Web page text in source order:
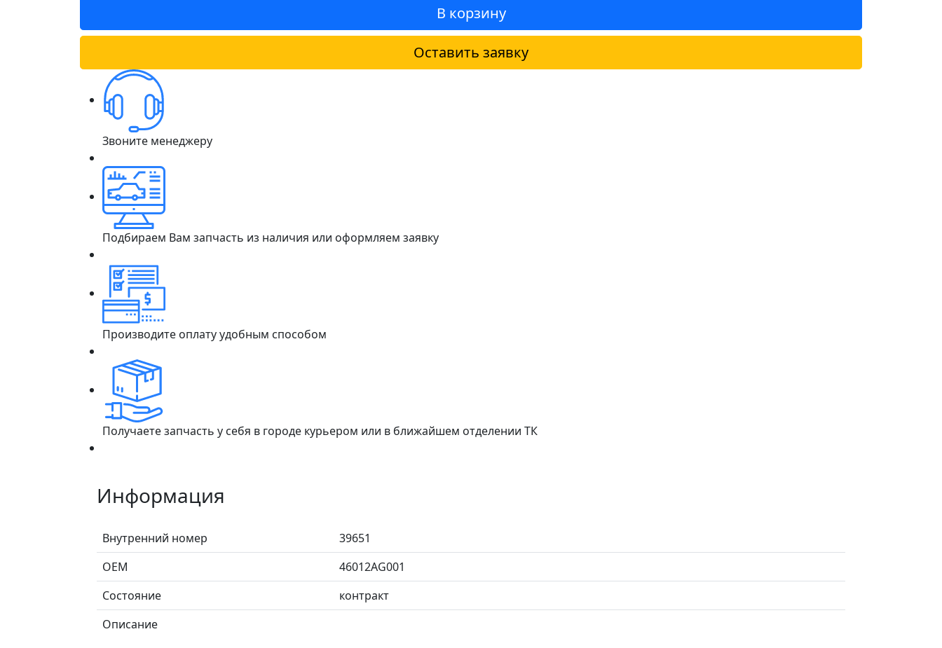
В корзину
Оставить заявку
Звоните менеджеру
Подбираем Вам запчасть из наличия или оформляем заявку
Производите оплату удобным способом
Получаете запчасть у себя в городе курьером или в ближайшем отделении ТК
Информация
Внутренний номер
39651
ОЕМ
46012AG001
Состояние
контракт
Описание